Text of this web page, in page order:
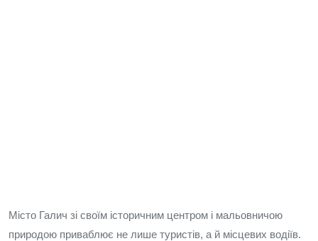
Місто Галич зі своїм історичним центром і мальовничою
природою приваблює не лише туристів, а й місцевих водіїв.